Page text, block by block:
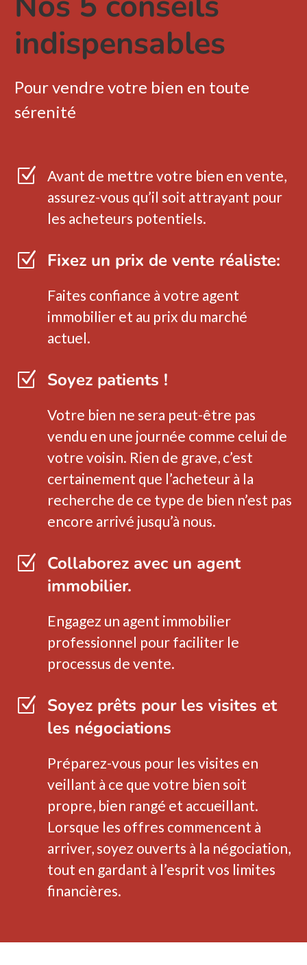
indispensables
Pour vendre votre bien en toute
sérenité
Z
Avant de mettre votre bien en vente,
assurez-vous qu’il soit attrayant pour
les acheteurs potentiels.
Z Fixez un prix de vente réaliste:
Faites confiance à votre agent
immobilier et au prix du marché
actuel.
Z Soyez patients !
Votre bien ne sera peut-être pas
vendu en une journée comme celui de
votre voisin. Rien de grave, c’est
certainement que l’acheteur à la
recherche de ce type de bien n’est pas
encore arrivé jusqu’à nous.
Z Collaborez avec un agent
immobilier.
Engagez un agent immobilier
professionnel pour faciliter le
processus de vente.
Z Soyez prêts pour les visites et
les négociations
Préparez-vous pour les visites en
veillant à ce que votre bien soit
propre, bien rangé et accueillant.
Lorsque les offres commencent à
arriver, soyez ouverts à la négociation,
tout en gardant à l’esprit vos limites
financières.